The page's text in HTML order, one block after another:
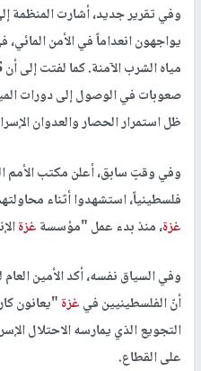
وفي تقرير جديد، أشارت المنظمة إلى أن 96% من
صعوبات في الوصول إلى دورات
ظل استمرار الحصار والعدوان
فلسطينياً، استشهدوا أثناء
غزة، منذ بدء عمل "مؤسسةغزة
وفي السياق نفسه، أكد الأمين
أنّ الفلسطينيين فيغزة"يعانون
التجويع الذي يمارسه الاحتلال
على القطاع.